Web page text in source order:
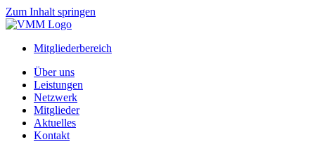
Zum Inhalt springen
Mitgliederbereich
Über uns
Leistungen
Netzwerk
Mitglieder
Aktuelles
Kontakt